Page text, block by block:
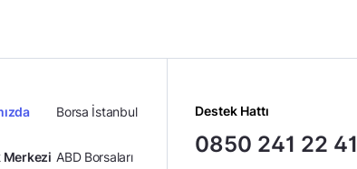
Merkezi
Borsa İstanbul
ABD Borsaları
Destek Hattı
0850 241 22 41